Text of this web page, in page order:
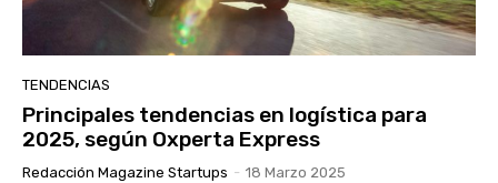
TENDENCIAS
Principales tendencias en logística para
2025, según Oxperta Express
Redacción Magazine Startups - 18 Marzo 2025